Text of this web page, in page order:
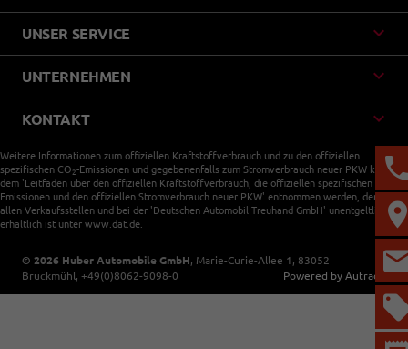
UNSER SERVICE
UNTERNEHMEN
KONTAKT
Weitere Informationen zum offiziellen Kraftstoffverbrauch und zu den offiziellen
spezifischen CO 2-Emissionen und gegebenenfalls zum Stromverbrauch neuer PKW können
dem 'Leitfaden über den offiziellen Kraftstoffverbrauch, die offiziellen spezifischen CO
Emissionen und den offiziellen Stromverbrauch neuer PKW' entnommen werden, der an
allen Verkaufsstellen und bei der 'Deutschen Automobil Treuhand GmbH' unentgeltlich
erhältlich ist unter www.dat.de.
© 2026 Huber Automobile GmbH, Marie-Curie-Allee 1 , 83052
Bruckmühl, +49(0)8062-9098-0 Powered by Autrado